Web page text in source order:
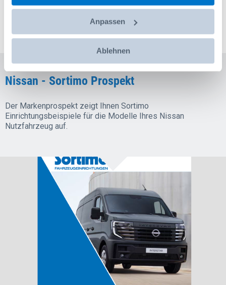
Anpassen
Ablehnen
Der Markenprospekt Nissan zeigt Ihnen Einrichtungsbeispiele für die
Nutzfahrzeug-Modelle auf.
Nissan - Sortimo Prospekt
Der Markenprospekt zeigt Ihnen Sortimo
Einrichtungsbeispiele für die Modelle Ihres Nissan
Nutzfahrzeug auf.